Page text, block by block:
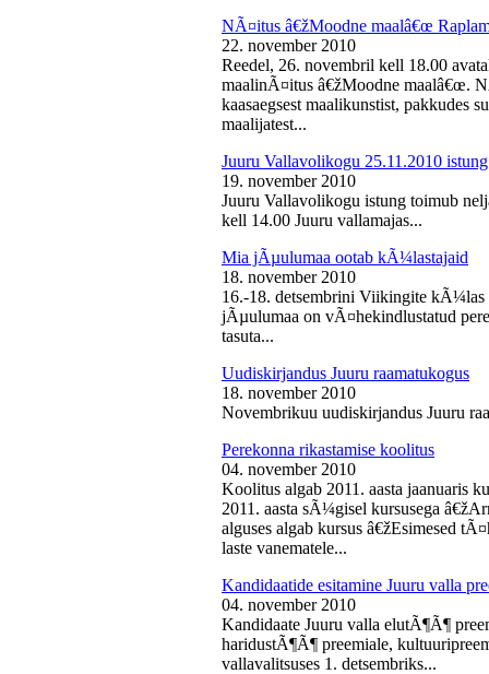
NÃ¤itus â€žMoodne maalâ€œ
22. november 2010
Reedel, 26. novembril kell 18.00
maalinÃ¤itus â€žMoodne maalâ€œ.
kaasaegsest maalikunstist, pakkudes
maalijatest...
Juuru Vallavolikogu 25.11.2010 istung
19. november 2010
Juuru Vallavolikogu istung toimub
kell 14.00 Juuru vallamajas...
Mia jÃµulumaa ootab kÃ¼lastajaid
18. november 2010
16.-18. detsembrini Viikingite
jÃµulumaa on vÃ¤hekindlustatud
tasuta...
Uudiskirjandus Juuru raamatukogus
18. november 2010
Novembrikuu uudiskirjandus Juuru
Perekonna rikastamise koolitus
04. november 2010
Koolitus algab 2011. aasta jaanuaris
2011. aasta sÃ¼gisel kursusega
alguses algab kursus â€žEsimesed
laste vanematele...
Kandidaatide esitamine Juuru valla
04. november 2010
Kandidaate Juuru valla elutÃ¶Ã¶
haridustÃ¶Ã¶ preemiale,
vallavalitsuses 1. detsembriks...